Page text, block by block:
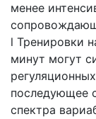
менее
l Тренировки
минут могут
последующее
спектра